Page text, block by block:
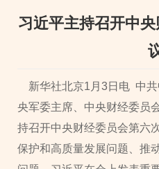
习近平主持召开中
新华社北京1月3日电 中共
央军委主席、中央财经委员
持召开中央财经委员会第六
保护和高质量发展问题、推